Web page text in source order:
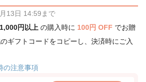
13日 14:59まで
1,000円以上 の購入時に 100円 OFF でお贈
ギフトコードをコピーし、決済時にご入
の注意事項